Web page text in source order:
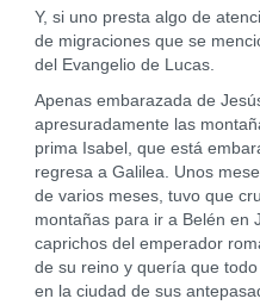
Y, si uno presta algo de
de migraciones que se
del Evangelio de Lucas.
Apenas embarazada de
apresuradamente las
prima Isabel, que está
regresa a Galilea. Unos
de varios meses, tuvo que
montañas para ir a Belén en
caprichos del emperador
de su reino y quería que
en la ciudad de sus